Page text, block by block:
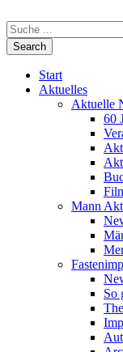
Start
Aktuelles
Aktuelle
60
Mann
So